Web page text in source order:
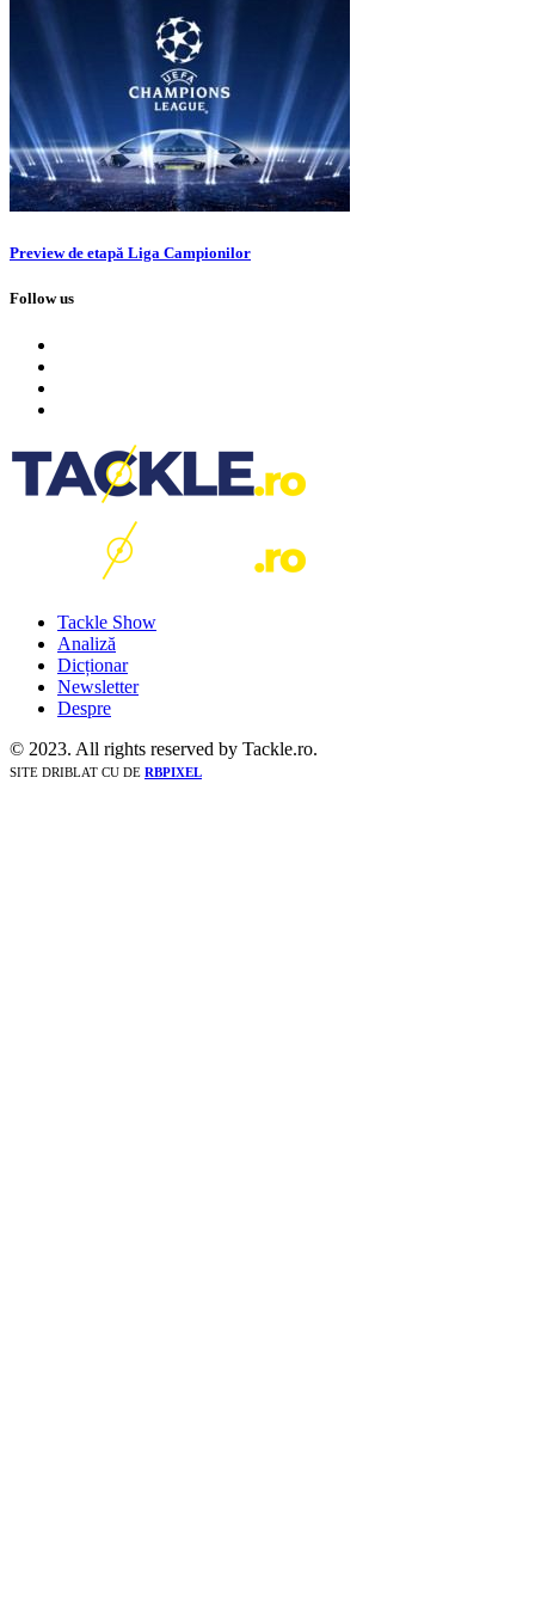
Preview de etapă Liga Campionilor
Follow us
Tackle Show
Analiză
Dicționar
Newsletter
Despre
© 2023. All rights reserved by Tackle.ro.
SITE DRIBLAT CU DE RBPIXEL